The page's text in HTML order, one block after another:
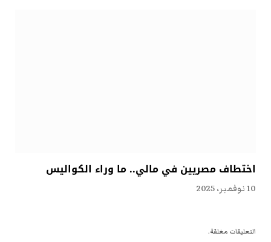
اختطاف مصريين في مالي.. ما وراء الكواليس
10 نوفمبر، 2025
التعليقات مغلقة.